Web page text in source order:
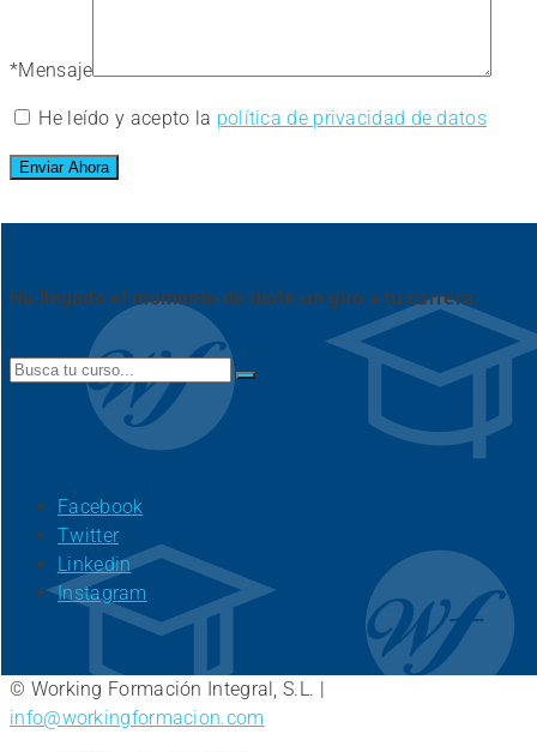
*Mensaje
He leído y acepto la política de privacidad de datos
Ha llegado el momento de darle un giro a tu carrera.
Search
Facebook
Twitter
Linkedin
Instagram
© Working Formación Integral, S.L. |
info@workingformacion.com